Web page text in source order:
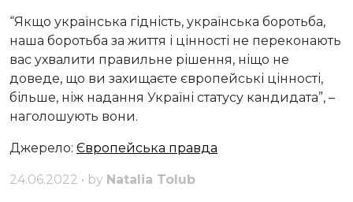
“Якщо українська гідність, українська боротьба,
наша боротьба за життя і цінності не переконають
вас ухвалити правильне рішення, ніщо не
доведе, що ви захищаєте європейські цінності,
більше, ніж надання Україні статусу кандидата”, –
наголошують вони.
Джерело: Європейська правда
24.06.2022 • by Natalia Tolub